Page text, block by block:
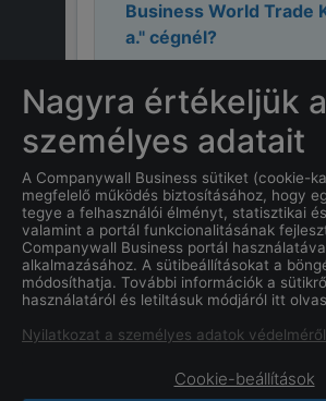
Business World Trade
a." cégnél?
A cégnél a felelős
Simone.
MiBusiness World
"f. a."címe?
Mi aBusiness World
Kft "f. a."cég
dátuma?
Nagyra értékeljük
személyes adatait
A Companywall Business sütiket (cookie-
megfelelő működés biztosításához, hogy
tegye a felhasználói élményt, statisztikai
valamint a portál funkcionalitásának
Companywall Business portál
alkalmazásához. A sütibeállításokat a
módosíthatja. További információk a
használatáról és letiltásuk módjáról itt
Nyilatkozat a személyes adatok védelméről
Cookie-beállítások